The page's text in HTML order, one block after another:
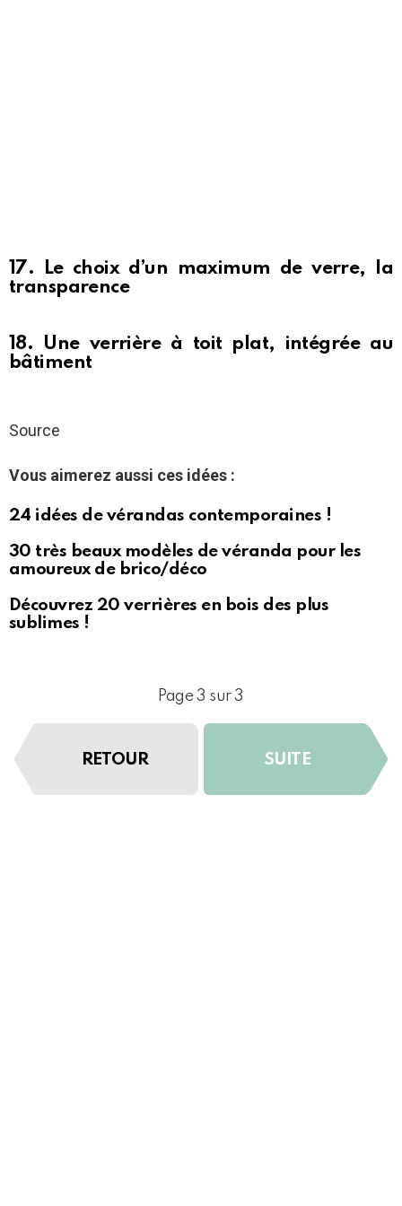
17. Le choix d’un maximum de verre, la
transparence
18. Une verrière à toit plat, intégrée au
bâtiment
Source
Vous aimerez aussi ces idées :
24 idées de vérandas contemporaines !
30 très beaux modèles de véranda pour les
amoureux de brico/déco
Découvrez 20 verrières en bois des plus
sublimes !
Page 3 sur 3
RETOUR SUITE